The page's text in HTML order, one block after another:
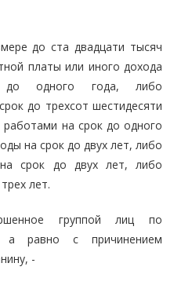
до ста двадцати тысяч
платы или иного дохода
до одного года, либо
до трехсот шестидесяти
на срок до одного
на срок до двух лет, либо
срок до двух лет, либо
лет.
группой лиц по
а равно с причинением
-